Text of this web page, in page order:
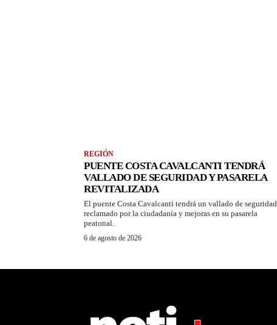
REGIÓN
PUENTE COSTA CAVALCANTI TENDRÁ
VALLADO DE SEGURIDAD Y PASARELA
REVITALIZADA
El puente Costa Cavalcanti tendrá un vallado de seguridad
reclamado por la ciudadanía y mejoras en su pasarela
peatonal.
6 de agosto de 2026